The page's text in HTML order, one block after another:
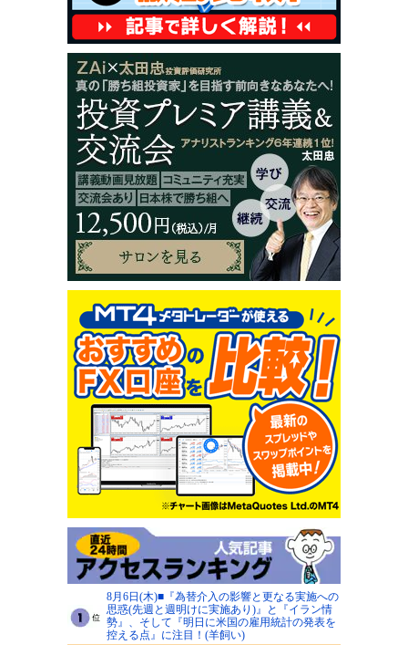
8月6日(木)■『為替介入の影響と更なる実施への
思惑(先週と週明けに実施あり)』と『イラン情
勢』、そして『明日に米国の雇用統計の発表を
控える点』に注目！(羊飼い)